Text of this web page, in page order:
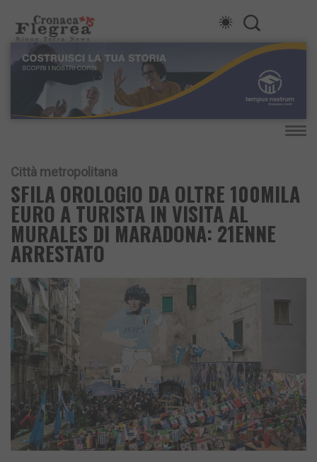
Città metropolitana
SFILA OROLOGIO DA OLTRE 100MILA
EURO A TURISTA IN VISITA AL
MURALES DI MARADONA: 21ENNE
ARRESTATO